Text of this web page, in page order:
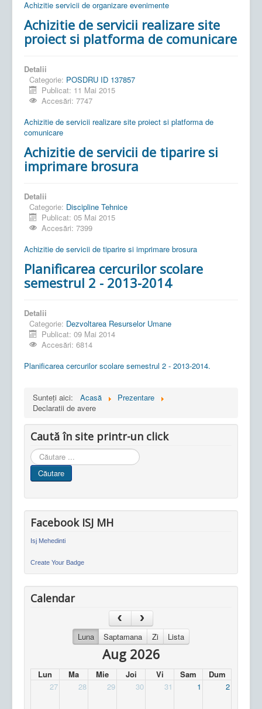
Achizitie servicii de organizare evenimente
Achizitie de servicii realizare site
proiect si platforma de comunicare
Detalii
Categorie: POSDRU ID 137857
Publicat: 11 Mai 2015
Accesări: 7747
Achizitie de servicii realizare site proiect si platforma de
comunicare
Achizitie de servicii de tiparire si
imprimare brosura
Detalii
Categorie: Discipline Tehnice
Publicat: 05 Mai 2015
Accesări: 7399
Achizitie de servicii de tiparire si imprimare brosura
Planificarea cercurilor scolare
semestrul 2 - 2013-2014
Detalii
Categorie: Dezvoltarea Resurselor Umane
Publicat: 09 Mai 2014
Accesări: 6814
Planificarea cercurilor scolare semestrul 2 - 2013-2014.
Sunteți aici: Acasă
Prezentare
Declaratii de avere
Caută în site printr-un click
Cauta
in
site
Căutare
Facebook ISJ MH
Isj Mehedinti
Create Your Badge
Calendar
Luna Saptamana Zi Lista
Aug 2026
Lun Ma Mie Joi Vi Sam
Dum
27
28 29 30 31 1 2